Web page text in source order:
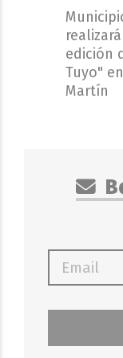
edición
Tuyo"
Martín